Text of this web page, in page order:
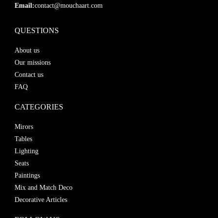
Email:contact@mouchaart.com
QUESTIONS
About us
Our missions
Contact us
FAQ
CATEGORIES
Mirors
Tables
Lighting
Seats
Paintings
Mix and Match Deco
Decorative Articles